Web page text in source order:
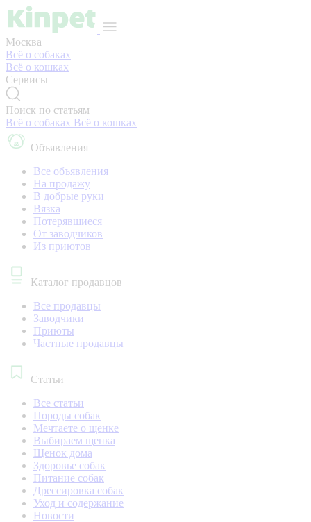
Москва
Всё о собаках
Всё о кошках
Сервисы
Поиск по статьям
Всё о собаках Всё о кошках
Объявления
Все объявления
На продажу
В добрые руки
Вязка
Потерявшиеся
От заводчиков
Из приютов
Каталог продавцов
Все продавцы
Заводчики
Приюты
Частные продавцы
Статьи
Все статьи
Породы собак
Мечтаете о щенке
Выбираем щенка
Щенок дома
Здоровье собак
Питание собак
Дрессировка собак
Уход и содержание
Новости